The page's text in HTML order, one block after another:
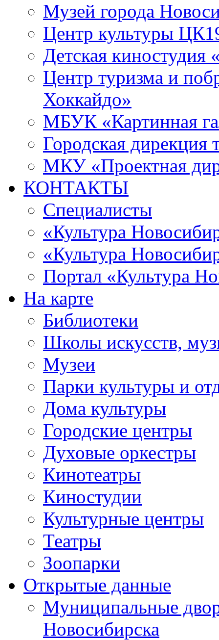
Музей города
Центр культуры
Детская киностудия
Центр туризма и
Хоккайдо»
МБУК «Картинная
Городская дирекция
МКУ «Проектная
КОНТАКТЫ
Специалисты
«Культура
«Культура
Портал «Культура
На карте
Библиотеки
Школы искусств,
Музеи
Парки культуры и
Дома культуры
Городские центры
Духовые оркестры
Кинотеатры
Киностудии
Культурные центры
Театры
Зоопарки
Открытые данные
Муниципальные
Новосибирска